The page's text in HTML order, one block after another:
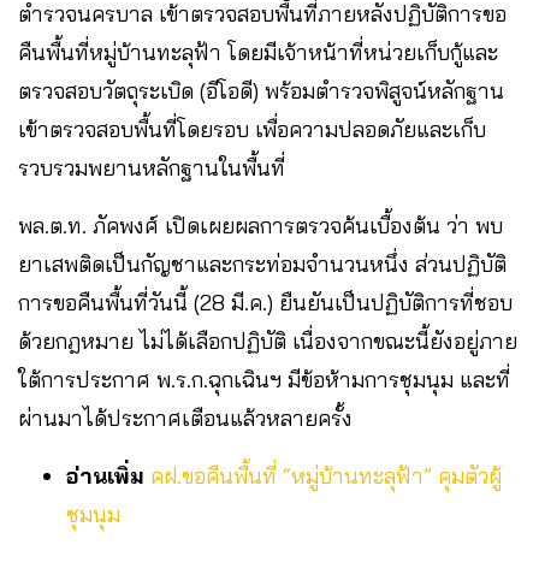
ตำรวจนครบาล เข้าตรวจสอบพื้นที่ภายหลังปฏิบัติการขอ
คืนพื้นที่หมู่บ้านทะลุฟ้า โดยมีเจ้าหน้าที่หน่วยเก็บกู้และ
ตรวจสอบวัตถุระเบิด (อีโอดี) พร้อมตำรวจพิสูจน์หลักฐาน
เข้าตรวจสอบพื้นที่โดยรอบ เพื่อความปลอดภัยและเก็บ
รวบรวมพยานหลักฐานในพื้นที่
พล.ต.ท. ภัคพงศ์ เปิดเผยผลการตรวจค้นเบื้องต้น ว่า พบ
ยาเสพติดเป็นกัญชาและกระท่อมจำนวนหนึ่ง ส่วนปฏิบัติ
การขอคืนพื้นที่วันนี้ (28 มี.ค.) ยืนยันเป็นปฏิบัติการที่ชอบ
ด้วยกฎหมาย ไม่ได้เลือกปฏิบัติ เนื่องจากขณะนี้ยังอยู่ภาย
ใต้การประกาศ พ.ร.ก.ฉุกเฉินฯ มีข้อห้ามการชุมนุม และที่
ผ่านมาได้ประกาศเตือนแล้วหลายครั้ง
อ่านเพิ่ม คฝ.ขอคืนพื้นที่ “หมู่บ้านทะลุฟ้า” คุมตัวผู้
ชุมนุม